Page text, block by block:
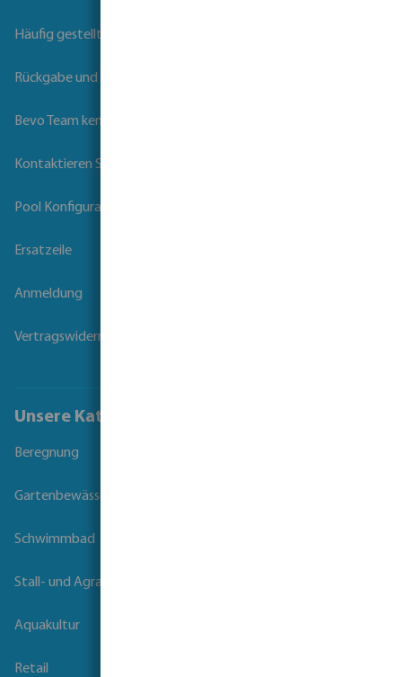
Häufig gestellte Fragen
Rückgabe und Garantie
Bevo Team kennenlernen
Kontaktieren Sie uns
Pool Konfigurator
Ersatzeile
Anmeldung
Vertragswiderruf
Unsere Kataloge
Beregnung
Gartenbewässerung
Schwimmbad
Stall- und Agrartechnik
Aquakultur
Retail